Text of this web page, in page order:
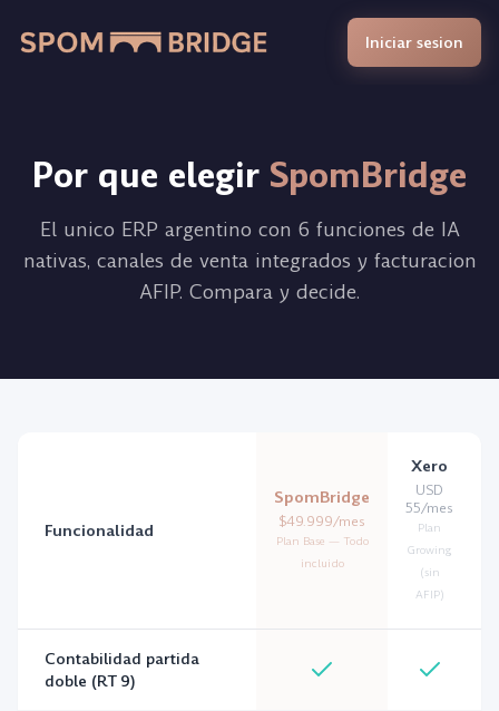
Iniciar sesion
Por que elegir SpomBridge
El unico ERP argentino con 6 funciones de IA
nativas, canales de venta integrados y facturacion
AFIP. Compara y decide.
Funcionalidad
SpomBridge
$49.999/mes
Plan Base — Todo
incluido
Xero
USD
55/mes
Plan
Growing
(sin
AFIP)
Contabilidad partida
doble (RT 9)